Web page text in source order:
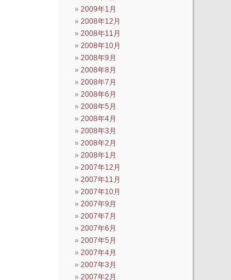
2009年1月
2008年12月
2008年11月
2008年10月
2008年9月
2008年8月
2008年7月
2008年6月
2008年5月
2008年4月
2008年3月
2008年2月
2008年1月
2007年12月
2007年11月
2007年10月
2007年9月
2007年7月
2007年6月
2007年5月
2007年4月
2007年3月
2007年2月